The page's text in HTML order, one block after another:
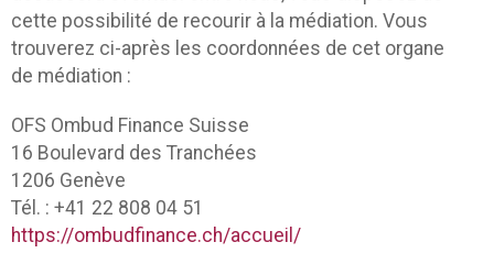
cette possibilité de recourir à la médiation. Vous
trouverez ci-après les coordonnées de cet organe
de médiation :
OFS Ombud Finance Suisse
16 Boulevard des Tranchées
1206 Genève
Tél. : +41 22 808 04 51
https://ombudfinance.ch/accueil/